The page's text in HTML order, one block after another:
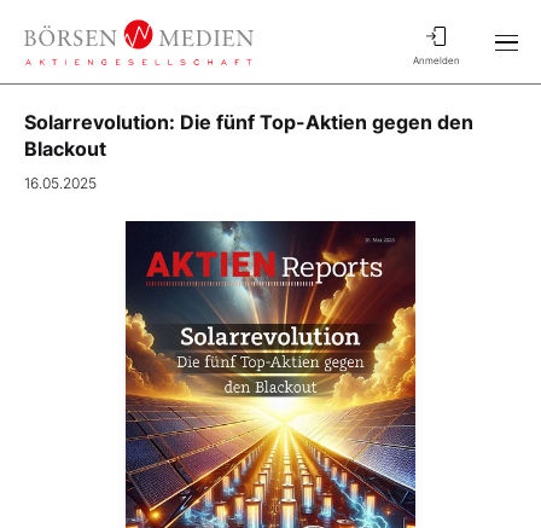
Anmelden
Solarrevolution: Die fünf Top-Aktien gegen den
Blackout
16.05.2025